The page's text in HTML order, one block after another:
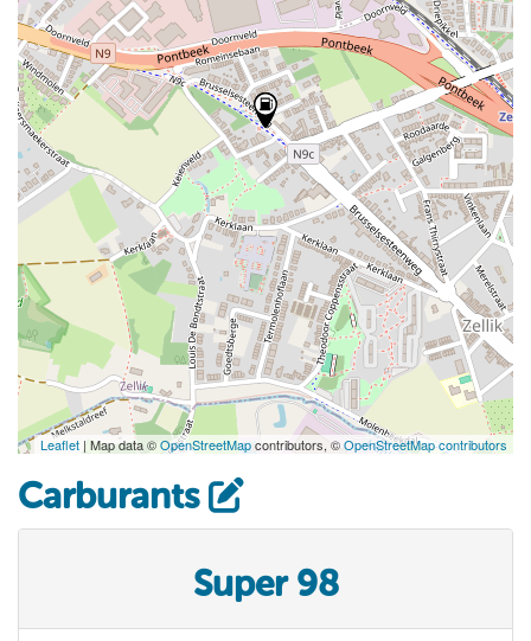
Leaflet | Map data ©OpenStreetMapcontributors, ©OpenStreetMap contributors
Carburants
Super 98